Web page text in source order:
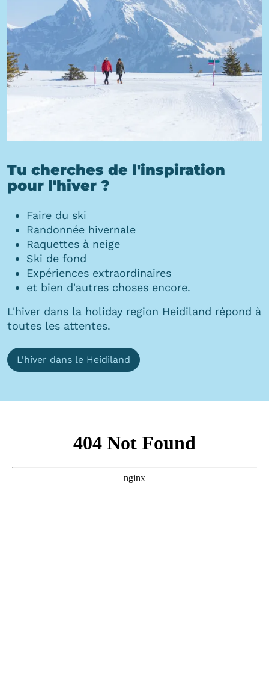
Tu cherches de l'inspiration
pour l'hiver ?
Faire du ski
Randonnée hivernale
Raquettes à neige
Ski de fond
Expériences extraordinaires
et bien d'autres choses encore.
L'hiver dans la holiday region Heidiland répond à
toutes les attentes.
L'hiver dans le Heidiland